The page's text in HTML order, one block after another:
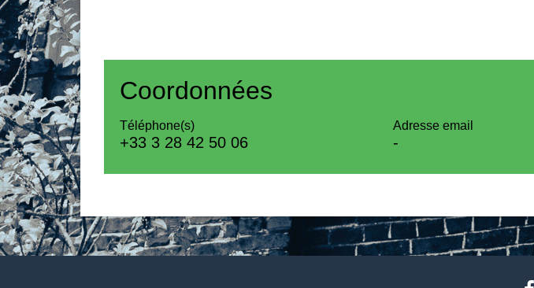
Coordonnées
Téléphone(s)
+33 3 28 42 50 06
Adresse email
-